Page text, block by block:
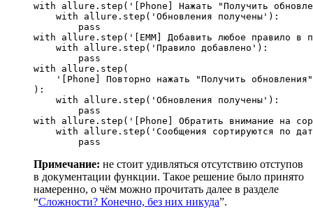
with allure.step( '[Phone] Нажать "Получить
with allure.step( 'Обновления получены' ):
pass
with allure.step( '[EMM] Добавить любое правило в
with allure.step( 'Правило добавлено' ):
pass
with allure.step(
'[Phone] Повторно нажать "Получить
):
with allure.step( 'Обновления получены' ):
pass
with allure.step( '[Phone] Обратить внимание на
with allure.step( 'Сообщения сортируются по
pass
Примечание: не стоит удивляться отсутствию отступов
в документации функции. Такое решение было принято
намеренно, о чём можно прочитать далее в разделе
“Сложности? Конечно, без них никуда”.